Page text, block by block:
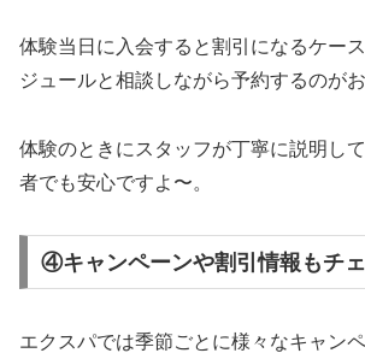
体験当日に入会すると割引になるケー
ジュールと相談しながら予約するのがお
体験のときにスタッフが丁寧に説明し
者でも安心ですよ〜。
④キャンペーンや割引情報もチ
エクスパでは季節ごとに様々なキャン